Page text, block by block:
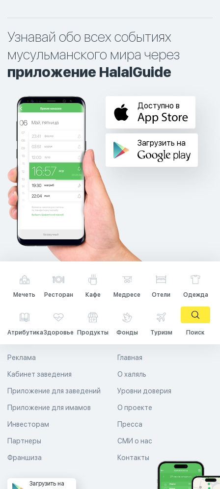
Узнавай обо всех событиях
мусульманского мира через
приложение HalalGuide
Доступно в
Загрузить на
Мечеть Ресторан Кафе Медресе Отели Одежда
АтрибутикаЗдоровье Продукты Фонды Туризм Поиск
Главная
О халяль
Уровни доверия
Реклама
Кабинет заведения
Приложение для заведений
Приложение для имамов О проекте
Пресса
СМИ о нас
Контакты
Инвесторам
Партнеры
Франшиза
Загрузить на